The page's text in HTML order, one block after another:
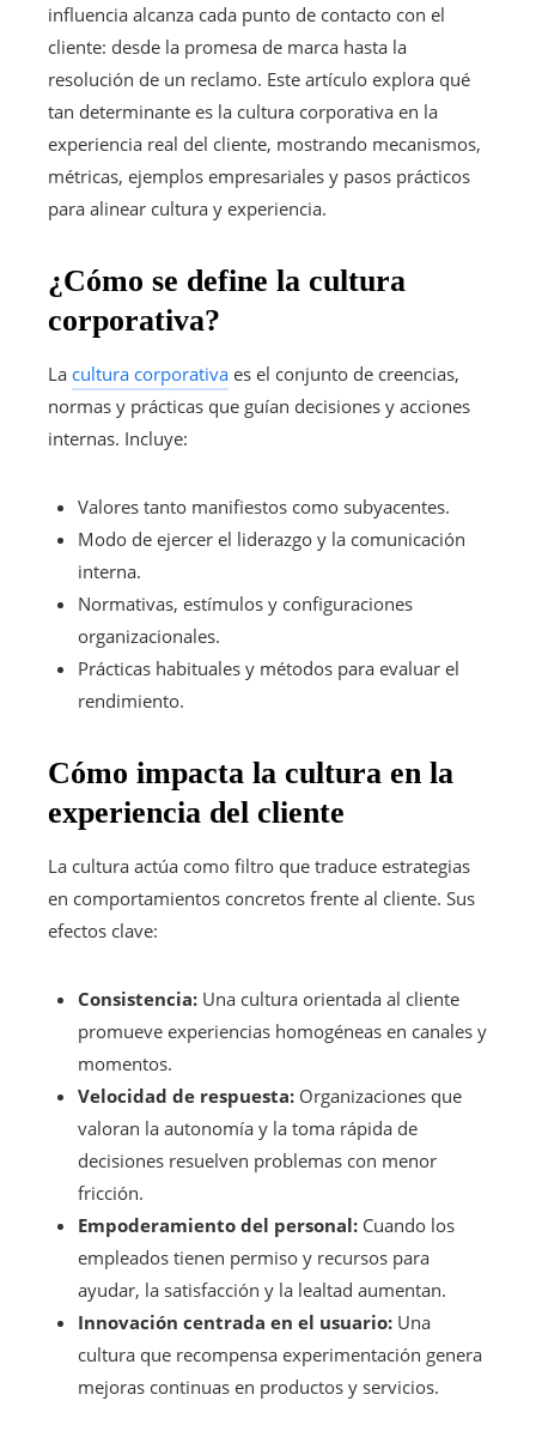
influencia alcanza cada punto de contacto con el
cliente: desde la promesa de marca hasta la
resolución de un reclamo. Este artículo explora qué
tan determinante es la cultura corporativa en la
experiencia real del cliente, mostrando mecanismos,
métricas, ejemplos empresariales y pasos prácticos
para alinear cultura y experiencia.
¿Cómo se define la cultura
corporativa?
La cultura corporativa es el conjunto de creencias,
normas y prácticas que guían decisiones y acciones
internas. Incluye:
Valores tanto manifiestos como subyacentes.
Modo de ejercer el liderazgo y la comunicación
interna.
Normativas, estímulos y configuraciones
organizacionales.
Prácticas habituales y métodos para evaluar el
rendimiento.
Cómo impacta la cultura en la
experiencia del cliente
La cultura actúa como filtro que traduce estrategias
en comportamientos concretos frente al cliente. Sus
efectos clave:
Consistencia: Una cultura orientada al cliente
promueve experiencias homogéneas en canales y
momentos.
Velocidad de respuesta: Organizaciones que
valoran la autonomía y la toma rápida de
decisiones resuelven problemas con menor
fricción.
Empoderamiento del personal: Cuando los
empleados tienen permiso y recursos para
ayudar, la satisfacción y la lealtad aumentan.
Innovación centrada en el usuario: Una
cultura que recompensa experimentación genera
mejoras continuas en productos y servicios.